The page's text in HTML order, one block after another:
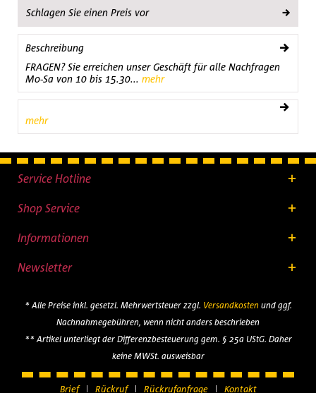
Schlagen Sie einen Preis vor
Beschreibung
FRAGEN? Sie erreichen unser Geschäft für alle Nachfragen
Mo-Sa von 10 bis 15.30... mehr
mehr
Service Hotline
Shop Service
Informationen
Newsletter
* Alle Preise inkl. gesetzl. Mehrwertsteuer zzgl. Versandkostenund ggf.
Nachnahmegebühren, wenn nicht anders beschrieben
** Artikel unterliegt der Differenzbesteuerung gem. § 25a UStG. Daher
keine MWSt. ausweisbar
Brief Rückruf Rückrufanfrage Kontakt